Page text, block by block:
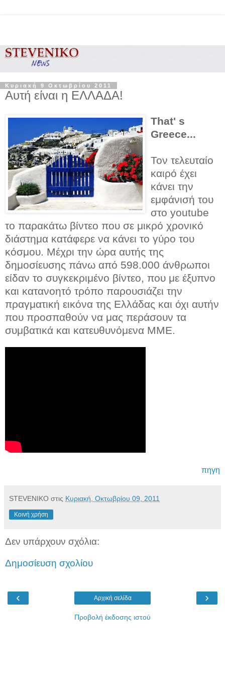
Κυριακή 9 Οκτωβρίου 2011
Αυτή είναι η ΕΛΛΑΔΑ!
That' s
Greece...
Τον τελευταίο
καιρό έχει
κάνει την
εμφάνισή του
στο youtube
το παρακάτω βίντεο που σε μικρό χρονικό
διάστημα κατάφερε να κάνει το γύρο του
κόσμου. Μέχρι την ώρα αυτής της
δημοσίευσης πάνω από 598.000 άνθρωποι
είδαν το συγκεκριμένο βίντεο, που με έξυπνο
και κατανοητό τρόπο παρουσιάζει την
πραγματική εικόνα της Ελλάδας και όχι αυτήν
που προσπαθούν να μας περάσουν τα
συμβατικά και κατευθυνόμενα ΜΜΕ.
πηγη
STEVENIKO στις Κυριακή, Οκτωβρίου 09, 2011
Κοινή χρήση
Δεν υπάρχουν σχόλια:
Δημοσίευση σχολίου
‹ ›
Αρχική σελίδα
Προβολή έκδοσης ιστού